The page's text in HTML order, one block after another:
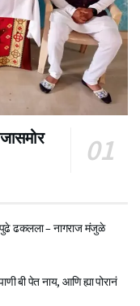
पुढे ढकलला – नागराज मंजुळे
बी पेत नाय, आणि ह्या पोरानं